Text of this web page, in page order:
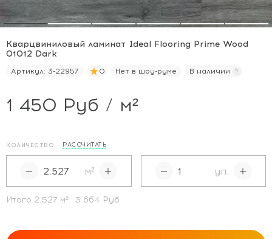
Кварцвиниловый ламинат Ideal Flooring Prime Wood
01012 Dark
Артикул: 3-22957 0 Нет в шоу-руме В наличии
1 450 Руб / м²
КОЛИЧЕСТВО РАССЧИТАТЬ
м² уп.
Итого 2.527 м² 3 664 Руб